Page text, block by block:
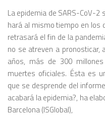
La epidemia de SARS-CoV-2
hará al mismo tiempo en los
retrasará el fin de la
no se atreven a
años, más de 300
muertes oficiales. Ésta es
que se desprende del
acabará la epidemia?, ha
Barcelona (ISGlobal),